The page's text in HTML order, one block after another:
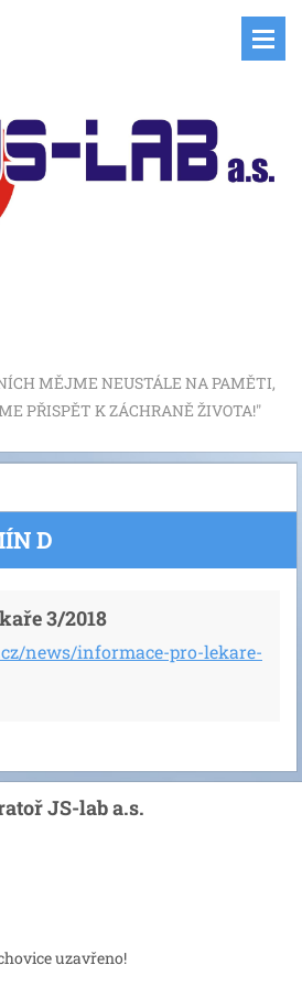
MĚJME NEUSTÁLE NA PAMĚTI,
PŘISPĚT K ZÁCHRANĚ ŽIVOTA!"
D
3/2018
news/informace-pro-lekare-
JS-lab a.s.
uzavřeno!